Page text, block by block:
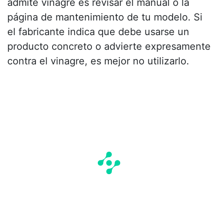
admite vinagre es revisar el manual o la
página de mantenimiento de tu modelo. Si
el fabricante indica que debe usarse un
producto concreto o advierte expresamente
contra el vinagre, es mejor no utilizarlo.